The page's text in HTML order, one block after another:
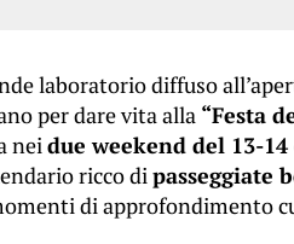
laboratorio diffuso
per dare vita alla “Festa
neidue weekend del 13-
ricco dipasseggiate
di approfondimento